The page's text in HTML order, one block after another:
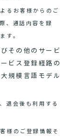
るお客様からのご
、通話内容を録
す。
その他のサービ
ビス登録経路の
規模言語モデル
退会後も利用する
様のご登録情報そ